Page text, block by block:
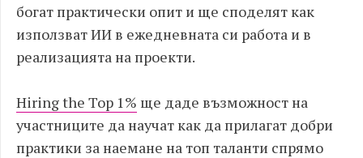
богат практически опит и ще споделят как
използват ИИ в ежедневната си работа и в
реализацията на проекти.
Hiring the Top 1% ще даде възможност на
участниците да научат как да прилагат добри
практики за наемане на топ таланти спрямо